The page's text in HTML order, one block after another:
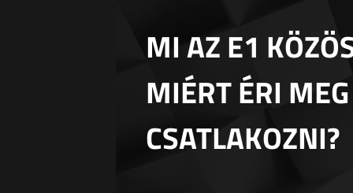
MI AZ E1
MIÉRT ÉRI MEG
CSATLAKOZNI?